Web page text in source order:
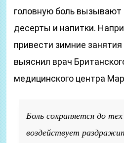
головную боль вызывают
десерты и напитки.
привести зимние
выяснил врач
медицинского центра
Боль сохраняется до
воздействует